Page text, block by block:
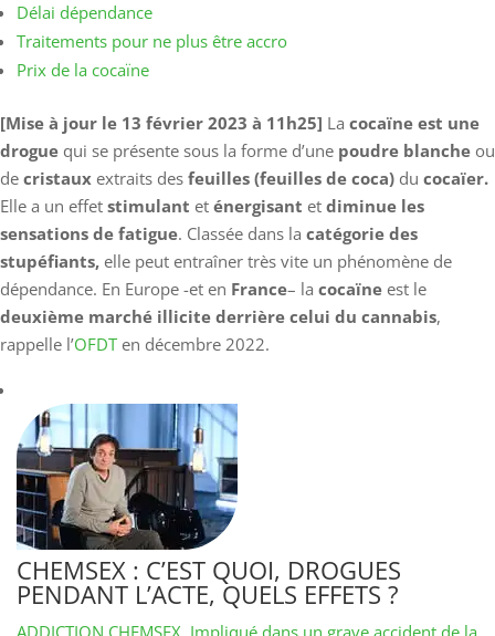
Délai dépendance
Traitements pour ne plus être accro
Prix de la cocaïne
[Mise à jour le 13 février 2023 à 11h25] La cocaïne est une
drogue qui se présente sous la forme d’une poudre blanche ou
de cristaux extraits des feuilles (feuilles de coca) du cocaïer.
Elle a un effet stimulant et énergisant et diminue les
sensations de fatigue. Classée dans la catégorie des
stupéfiants, elle peut entraîner très vite un phénomène de
dépendance. En Europe -et en France– la cocaïne est le
deuxième marché illicite derrière celui du cannabis,
rappelle l’OFDT en décembre 2022.
CHEMSEX : C’EST QUOI, DROGUES
PENDANT L’ACTE, QUELS EFFETS ?
ADDICTION CHEMSEX. Impliqué dans un grave accident de la